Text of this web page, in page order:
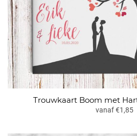
Trouwkaart Boom met
vanaf €1,85